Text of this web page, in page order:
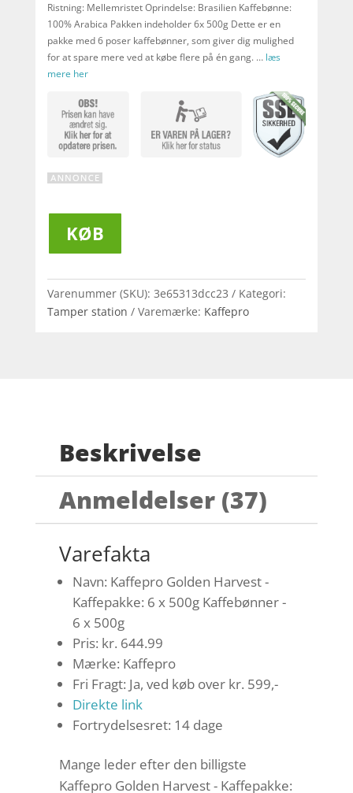
Ristning: Mellemristet Oprindelse: Brasilien Kaffebønne:
100% Arabica Pakken indeholder 6x 500g Dette er en
pakke med 6 poser kaffebønner, som giver dig mulighed
for at spare mere ved at købe flere på én gang. … læs
mere her
KØB
Varenummer (SKU): 3e65313dcc23
Kategori:
Tamper station
Varemærke: Kaffepro
Beskrivelse
Anmeldelser (37)
Varefakta
Navn: Kaffepro Golden Harvest -
Kaffepakke: 6 x 500g Kaffebønner -
6 x 500g
Pris: kr. 644.99
Mærke: Kaffepro
Fri Fragt: Ja, ved køb over kr. 599,-
Direkte link
Fortrydelsesret: 14 dage
Mange leder efter den billigste
Kaffepro Golden Harvest - Kaffepakke: